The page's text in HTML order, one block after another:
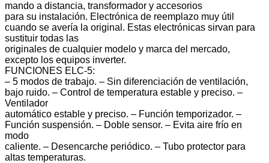
mando a distancia, transformador y accesorios
para su instalación. Electrónica de reemplazo muy útil
cuando se avería la original. Estas electrónicas sirvan para
sustituir todas las
originales de cualquier modelo y marca del mercado,
excepto los equipos inverter.
FUNCIONES ELC-5:
– 5 modos de trabajo. – Sin diferenciación de ventilación,
bajo ruido. – Control de temperatura estable y preciso. –
Ventilador
automático estable y preciso. – Función temporizador. –
Función suspensión. – Doble sensor. – Evita aire frío en
modo
caliente. – Desencarche periódico. – Tubo protector para
altas temperaturas.